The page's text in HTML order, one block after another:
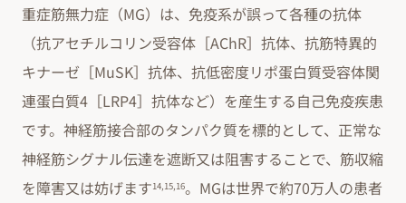
重症筋無力症（MG）は、免疫系が誤って各種の抗体
（抗アセチルコリン受容体［AChR］抗体、抗筋特異的
キナーゼ［MuSK］抗体、抗低密度リポ蛋白質受容体関
連蛋白質4［LRP4］抗体など）を産生する自己免疫疾患
です。神経筋接合部のタンパク質を標的として、正常な
神経筋シグナル伝達を遮断又は阻害することで、筋収縮
を障害又は妨げます14,15,16。MGは世界で約70万人の患者